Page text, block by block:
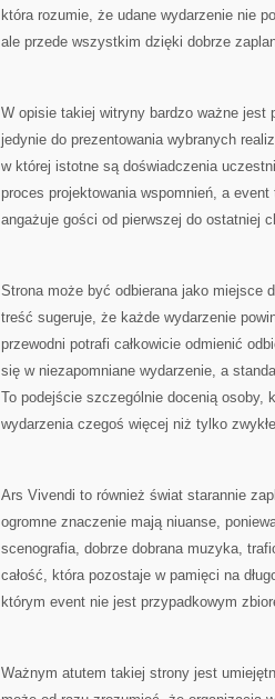
która rozumie, że udane wydarzenie nie
ale przede wszystkim dzięki dobrze
W opisie takiej witryny bardzo ważne jest
jedynie do prezentowania wybranych
w której istotne są doświadczenia
proces projektowania wspomnień, a
angażuje gości od pierwszej do ostatniej
Strona może być odbierana jako miejsce
treść sugeruje, że każde wydarzenie
przewodni potrafi całkowicie odmienić
się w niezapomniane wydarzenie, a
To podejście szczególnie docenią osoby,
wydarzenia czegoś więcej niż tylko
Ars Vivendi to również świat starannie
ogromne znaczenie mają niuanse,
scenografia, dobrze dobrana muzyka,
całość, która pozostaje w pamięci na
którym event nie jest przypadkowym
Ważnym atutem takiej strony jest